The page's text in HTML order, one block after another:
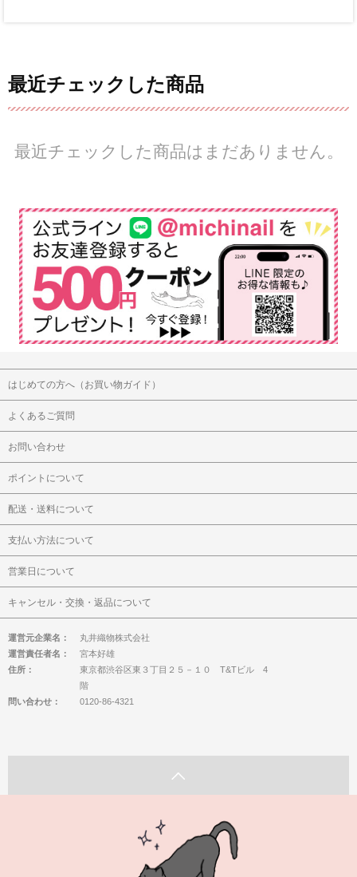
最近チェックした商品
最近チェックした商品はまだありません。
はじめての方へ（お買い物ガイド）
よくあるご質問
お問い合わせ
ポイントについて
配送・送料について
支払い方法について
営業日について
キャンセル・交換・返品について
運営元企業名：
丸井織物株式会社
運営責任者名：
宮本好雄
住所：
東京都渋谷区東３丁目２５－１０ T&Tビル 4
階
問い合わせ：
0120-86-4321